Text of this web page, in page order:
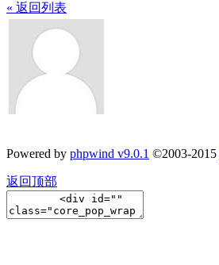
« 返回列表
Powered by phpwind v9.0.1 ©2003-2015
返回顶部